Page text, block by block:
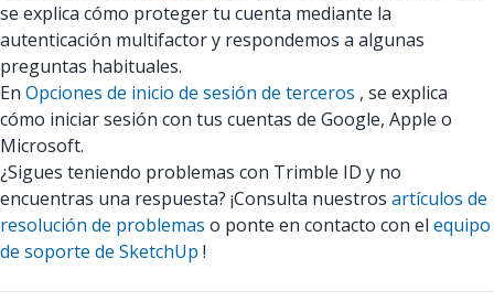
se explica cómo proteger tu cuenta mediante la
autenticación multifactor y respondemos a algunas
preguntas habituales.
En Opciones de inicio de sesión de terceros , se explica
cómo iniciar sesión con tus cuentas de Google, Apple o
Microsoft.
¿Sigues teniendo problemas con Trimble ID y no
encuentras una respuesta? ¡Consulta nuestros artículos de
resolución de problemas o ponte en contacto con el equipo
de soporte de SketchUp !